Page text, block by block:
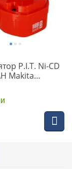
P.I.T. Ni-CD
Makita
к 6347 DWAE )